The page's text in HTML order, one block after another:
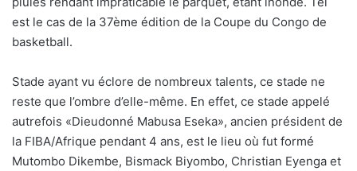
est le cas de la 37ème édition de la Coupe du Congo de
basketball.
Stade ayant vu éclore de nombreux talents, ce stade ne
reste que l’ombre d’elle-même. En effet, ce stade appelé
autrefois «Dieudonné Mabusa Eseka», ancien président de
la FIBA/Afrique pendant 4 ans, est le lieu où fut formé
Mutombo Dikembe, Bismack Biyombo, Christian Eyenga et